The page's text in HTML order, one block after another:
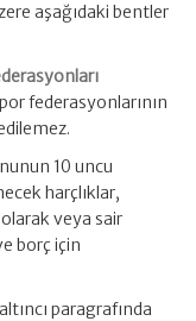
aşağıdaki bentler
federasyonlarının
10 uncu
harçlıklar,
veya sair
borç için
paragrafında